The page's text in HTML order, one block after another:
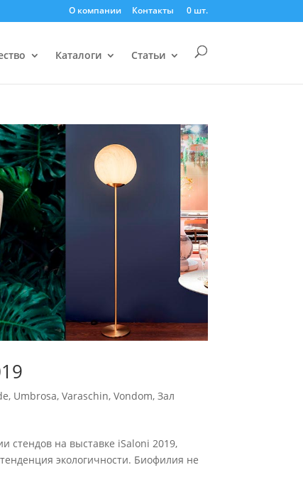
О компании Контакты 0 шт.
Каталоги Статьи
, Umbrosa, Varaschin, Vondom, Зал
стендов на выставке iSaloni 2019,
экологичности. Биофилия не